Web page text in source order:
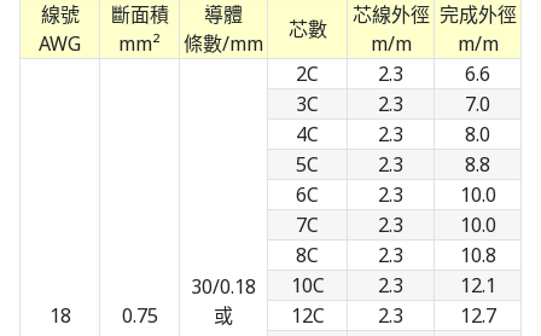
線號
AWG
斷面積
mm²
導體
條數/mm
芯數
芯線外徑
m/m
完成外徑
m/m
18 0.75
30/0.18
或
2C 2.3
6.6
3C
2.3
7.0
4C
2.3
8.0
5C
2.3
8.8
6C
2.3
10.0
7C
2.3
10.0
8C
2.3
10.8
10C
2.3
12.1
12C
2.3
12.7